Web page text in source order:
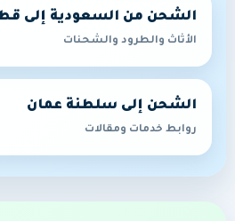
الشحن من السعودية إلى
الأثاث والطرود والشحنات
الشحن إلى سلطنة عمان
روابط خدمات ومقالات